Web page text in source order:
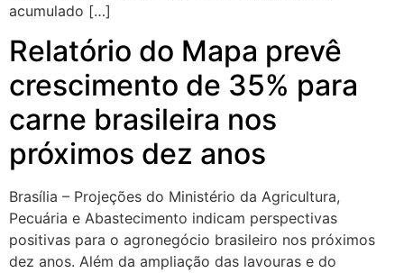
acumulado […]
Relatório do Mapa prevê
crescimento de 35% para
carne brasileira nos
próximos dez anos
Brasília – Projeções do Ministério da Agricultura,
Pecuária e Abastecimento indicam perspectivas
positivas para o agronegócio brasileiro nos próximos
dez anos. Além da ampliação das lavouras e do